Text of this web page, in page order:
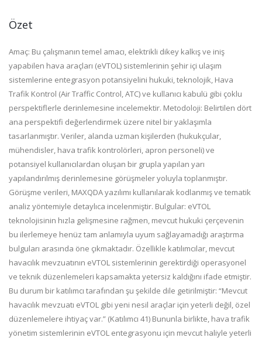
Özet
Amaç: Bu çalışmanın temel amacı, elektrikli dikey kalkış ve iniş
yapabilen hava araçları (eVTOL) sistemlerinin şehir içi ulaşım
sistemlerine entegrasyon potansiyelini hukuki, teknolojik, Hava
Trafik Kontrol (Air Traffic Control, ATC) ve kullanıcı kabulü gibi çoklu
perspektiflerle derinlemesine incelemektir. Metodoloji: Belirtilen dört
ana perspektifi değerlendirmek üzere nitel bir yaklaşımla
tasarlanmıştır. Veriler, alanda uzman kişilerden (hukukçular,
mühendisler, hava trafik kontrolörleri, apron personeli) ve
potansiyel kullanıcılardan oluşan bir grupla yapılan yarı
yapılandırılmış derinlemesine görüşmeler yoluyla toplanmıştır.
Görüşme verileri, MAXQDA yazılımı kullanılarak kodlanmış ve tematik
analiz yöntemiyle detaylıca incelenmiştir. Bulgular: eVTOL
teknolojisinin hızla gelişmesine rağmen, mevcut hukuki çerçevenin
bu ilerlemeye henüz tam anlamıyla uyum sağlayamadığı araştırma
bulguları arasında öne çıkmaktadır. Özellikle katılımcılar, mevcut
havacılık mevzuatının eVTOL sistemlerinin gerektirdiği operasyonel
ve teknik düzenlemeleri kapsamakta yetersiz kaldığını ifade etmiştir.
Bu durum bir katılımcı tarafından şu şekilde dile getirilmiştir: “Mevcut
havacılık mevzuatı eVTOL gibi yeni nesil araçlar için yeterli değil, özel
düzenlemelere ihtiyaç var.” (Katılımcı 41) Bununla birlikte, hava trafik
yönetim sistemlerinin eVTOL entegrasyonu için mevcut haliyle yeterli